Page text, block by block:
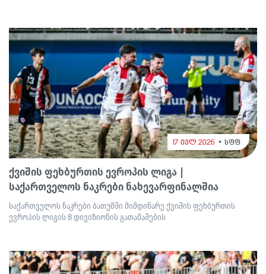
17 ივლ 2026 სფფ
ქვიშის ფეხბურთის ევროპის ლიგა |
საქართველოს ნაკრები ნახევარფინალშია
საქართველოს ნაკრები ბათუმში მიმდინარე ქვიშის ფეხბურთის
ევროპის ლიგის B დივიზიონის გათამაშების